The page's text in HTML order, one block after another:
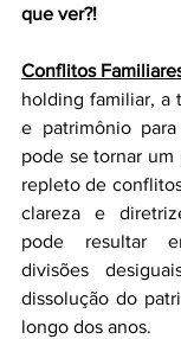
que ver?!
Conflitos
holding familiar, a
e patrimônio
pode se tornar
repleto de
clareza e
pode resultar
divisões
dissolução do
longo dos anos.